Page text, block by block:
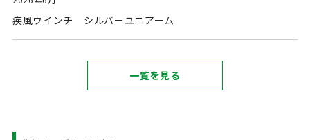
疾風ウインチ シルバーユニアーム
一覧を見る